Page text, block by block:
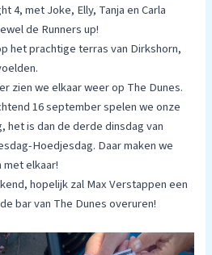
4, met Joke, Elly, Tanja en Carla
de Runners up!
het prachtige terras van Dirkshorn,
zien we elkaar weer op The Dunes.
16 september spelen we onze
het is dan de derde dinsdag van
Hoedjesdag. Daar maken we
elkaar!
hopelijk zal Max Verstappen een
bar van The Dunes overuren!